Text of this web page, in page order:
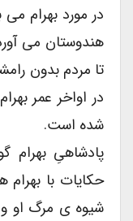
در مورد بهرام می
هندوستان می
تا مردم بدون
در اواخر عمر
شده است.
پادشاهیِ بهرام
حکایات با بهرام
شیوه ی مرگ او و